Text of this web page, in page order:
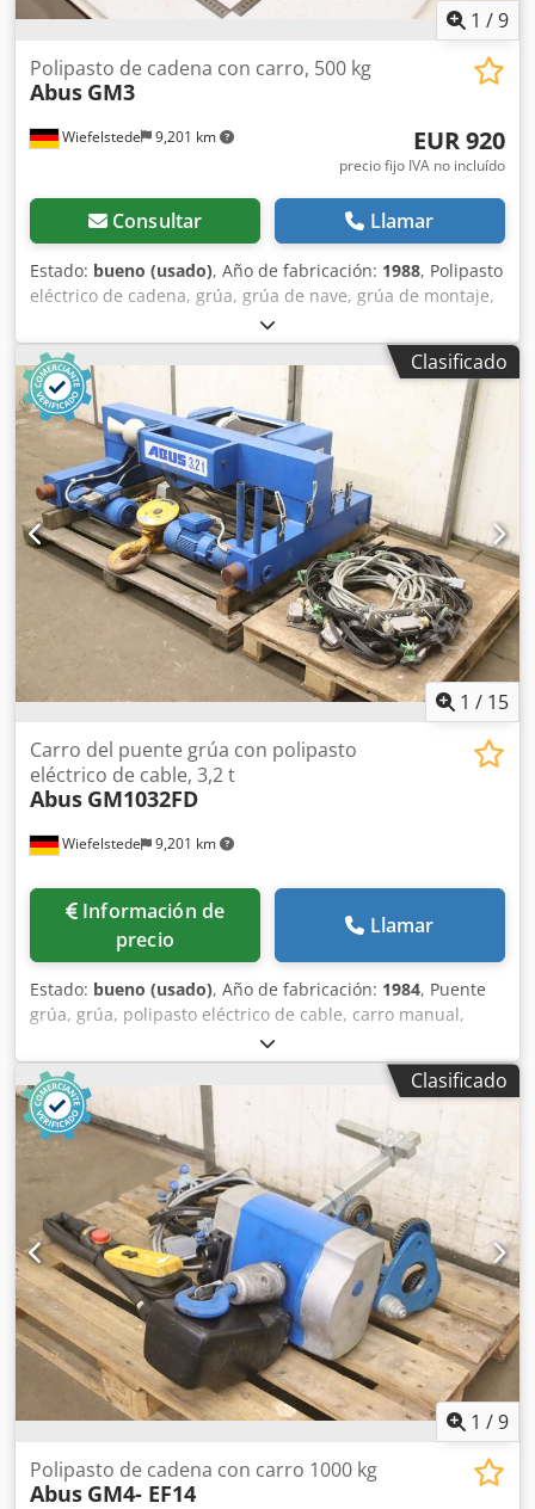
1 /9
Wiefelstede 9,201 km
Polipasto de cadena con carro, 500 kg
Abus GM3
EUR 920
precio fijo IVA no incluído
Consultar Llamar
Estado: bueno (usado), Año de fabricación: 1988, Polipasto
eléctrico de cadena, grúa, grúa de nave, grúa de montaje,
carro manual, carro motorizado, carro de grúa, mecanismo
de carro, mecanismo de grúa, mecanismo de traslación,
carro de traslación - Fabricante: Abus, polipasto eléctrico
de cadena con carro motorizado - Polipasto de cadena:
Abus modelo GM3 - capacidad de carga 500 kg Csdpfox
Ikcrox Afhorf - Elevación principal: 6 m/min - Elevación fina:
1,5 m/min - Longitud de cadena: 3 m - Carro: Abus - Ancho
de viga: máx. 260 mm - Dimensiones: ver plano técnico en
la foto - Dimensiones de transporte: 520/400/H440 mm -
Peso: 41 kg
Clasificado
1 / 15
Wiefelstede 9,201 km
Carro del puente grúa con polipasto
eléctrico de cable, 3,2 t
Abus GM1032FD
Información de
precio
Llamar
Estado: bueno (usado), Año de fabricación: 1984, Puente
grúa, grúa, polipasto eléctrico de cable, carro manual,
carro rodante, carro de grúa, carro de empuje, mecanismo
de traslación de grúa, mecanismo de carro, carro de viga,
carro suspendido, elevador, - Fabricante: Abus,
mecanismo de traslación de grúa con polipasto eléctrico
de cable - Polipasto: Tipo GM1032FD - Capacidad de carga:
3200 kg - Elevación principal/fina: 5/0,7 m/min Credpfxou I
Hpae Afhjf - Recorrido del gancho: 6,0 m - Distancia entre
rodillos: 1400 mm, dimensiones ver fotos - Motor de
traslación: Abus - Accesorios: cables de conexión, sin
mando de grúa - Dimensiones de transporte:
1550/1180/Alto 530 mm - Peso: 512 kg
Clasificado
1 /9
Polipasto de cadena con carro 1000 kg
Abus GM4- EF14